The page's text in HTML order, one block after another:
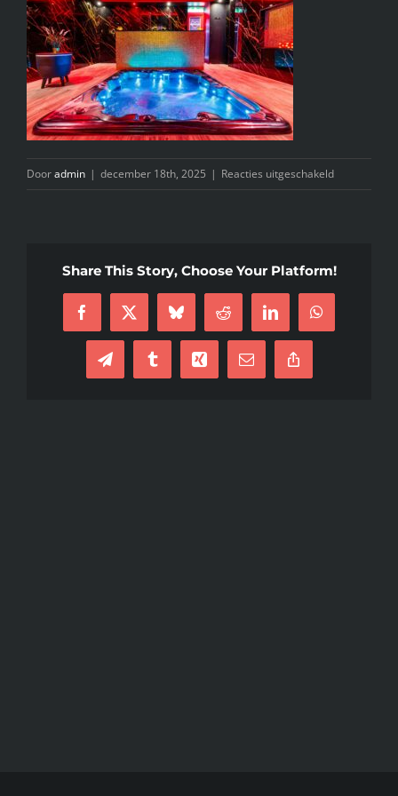
INFO
KIDS SPA PARTY
GIFTCARD
Dooradmin | december 18th, 2025 | Reacties uitgeschakeldvoor
Fotografie
Share This Story, Choose Your Platform!
Facebook
X BlueskyReddit LinkedInWhatsApp
TelegramTumblrXing
E-
mail
Copy
Link